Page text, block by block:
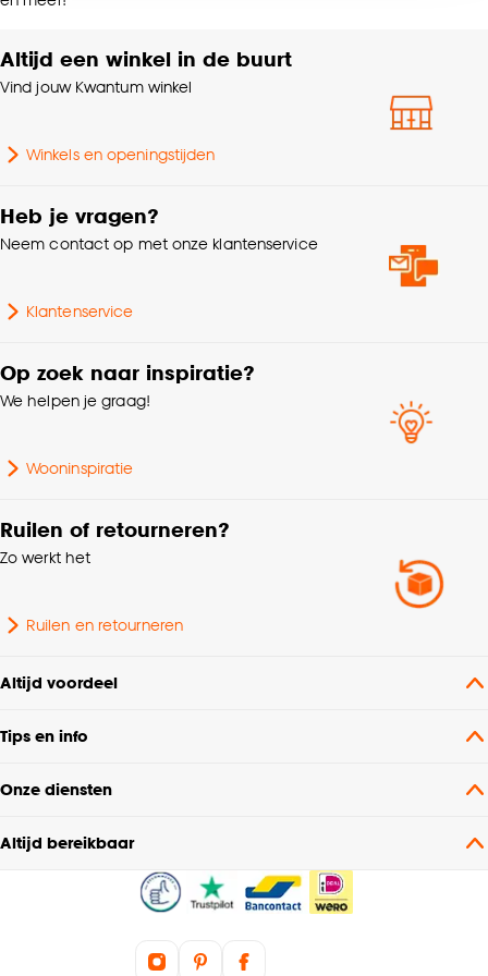
Goed om te weten is dat je deze keuze altijd nog
cookieverklaring.
Wasvoorschriften
Gewicht gram per m2
Altijd een winkel in de buurt
Vind jouw Kwantum winkel
Winkels en openingstijden
Heb je vragen?
Neem contact op met onze klantenservice
Klantenservice
Op zoek naar inspiratie?
We helpen je graag!
Wooninspiratie
Ruilen of retourneren?
Zo werkt het
Ruilen en retourneren
Altijd voordeel
Tips en info
Onze diensten
Altijd bereikbaar